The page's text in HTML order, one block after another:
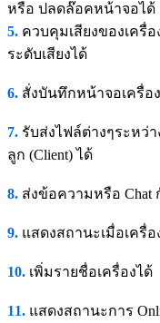
หรือ ปลดล๊อคหน้าจอได้
5. ควบคุมเสียงของเครื่
ระดับเสียงได้
6. สั่งบันทึกหน้าจอเครื่อ
7. รับส่งไฟล์ต่างๆระหว่า
ลูก (Client) ได้
8. ส่งข้อความหรือ Chat
9. แสดงสถานะเมื่อเครื่
10. เพิ่มรายชื่อเครื่องได้
11. แสดงสถานะการ